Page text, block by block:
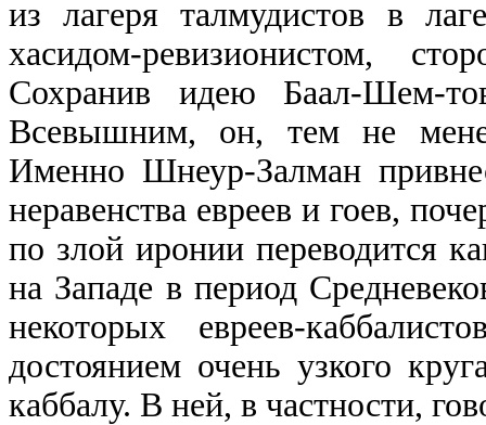
из лагеря талмудистов в
хасидом-ревизионистом,
Сохранив идею Баал-Шем-
Всевышним, он, тем не
Именно Шнеур-Залман
неравенства евреев и гоев,
по злой иронии переводится
на Западе в период
некоторых евреев-
достоянием очень узкого
каббалу. В ней, в частности,